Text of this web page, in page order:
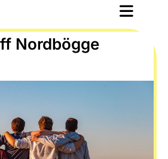
Nordbögge